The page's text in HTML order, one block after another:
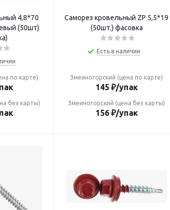
(50шт)
по карте)
без карты)
Саморез кровельный ZP 5,5*19
(50шт.) фасовка
Есть в наличии
Змеиногорский (цена по карте)
145₽/упак
Змеиногорский (цена без карты)
156₽/упак